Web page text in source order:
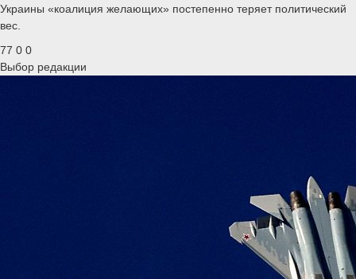
Украины «коалиция желающих» постепенно теряет политический
вес.
77 0 0
Выбор редакции